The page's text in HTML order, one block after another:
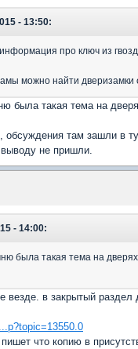
- 13:50:
про ключ из
можно найти дверизамки
была такая тема на
обсуждения там зашли в
не пришли.
- 14:00:
была такая тема на
везде. в закрытый раздел
что копию в